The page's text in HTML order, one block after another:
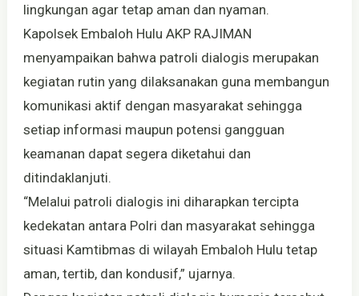
lingkungan agar tetap aman dan nyaman.
Kapolsek Embaloh Hulu AKP RAJIMAN
menyampaikan bahwa patroli dialogis merupakan
kegiatan rutin yang dilaksanakan guna membangun
komunikasi aktif dengan masyarakat sehingga
setiap informasi maupun potensi gangguan
keamanan dapat segera diketahui dan
ditindaklanjuti.
“Melalui patroli dialogis ini diharapkan tercipta
kedekatan antara Polri dan masyarakat sehingga
situasi Kamtibmas di wilayah Embaloh Hulu tetap
aman, tertib, dan kondusif,” ujarnya.